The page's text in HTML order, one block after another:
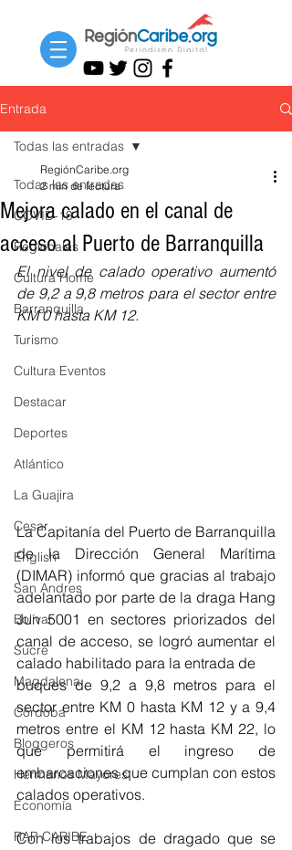
Entrada
Todas las entradas
COVID-19
Regionales
Cultura Home
Barranquilla
Turismo
Cultura Eventos
Destacar
Deportes
Atlántico
La Guajira
Cesar
English
San Andres
Bolívar
Sucre
Magdalena
Córdoba
Bloggeros
Hermanos Mayores
Economía
RAP CARIBE
Todas las entradas
Mejora calado en el canal de
acceso al Puerto de Barranquilla
RegiónCaribe.org
2 min de lectura
El nivel de calado operativo aumentó
de 9,2 a 9,8 metros para el sector entre
KM 0 hasta KM 12.
La Capitanía del Puerto de Barranquilla
de la Dirección General Marítima
(DIMAR) informó que gracias al trabajo
adelantado por parte de la draga Hang
Jun 5001 en sectores priorizados del
canal de acceso, se logró aumentar el
calado habilitado para la entrada de
buques de 9,2 a 9,8 metros para el
sector entre KM 0 hasta KM 12 y a 9,4
metros entre el KM 12 hasta KM 22, lo
que permitirá el ingreso de
embarcaciones que cumplan con estos
calados operativos.
Con los trabajos de dragado que se